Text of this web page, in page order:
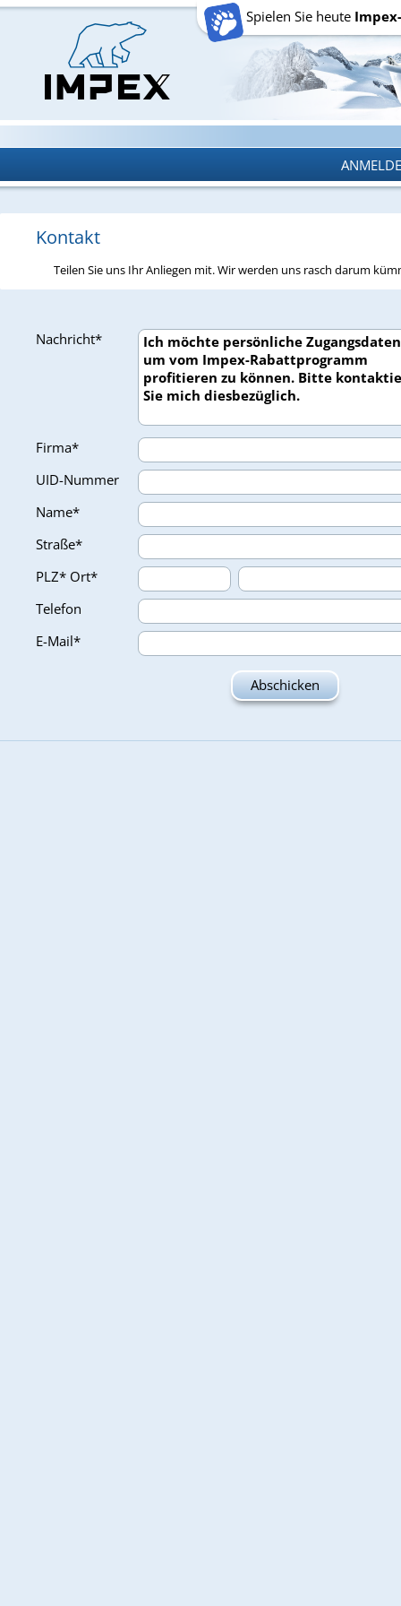
Spielen Sie heute
Kontakt
Teilen Sie uns Ihr Anliegen mit. Wir werden uns rasch darum
Nachricht*
Firma*
UID-Nummer
Name*
Straße*
PLZ* Ort*
Telefon
E-Mail*